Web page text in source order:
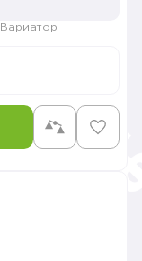
Вариатор